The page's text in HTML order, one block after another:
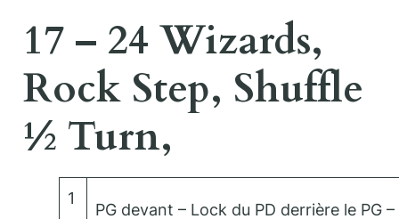
17 – 24 Wizards,
Rock Step, Shuffle
½ Turn,
1
PG devant – Lock du PD derrière le PG –